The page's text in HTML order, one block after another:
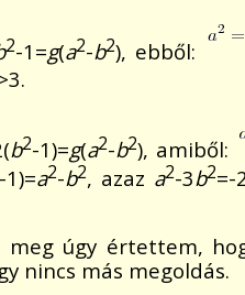
2-1=g(a2-b2), ebből:
b2-1)=g(a2-b2), amiből:
-1)=a2-b2, azaz a2-3b2=-
meg úgy értettem,
nincs más megoldás.